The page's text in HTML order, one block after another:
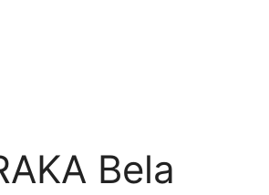
Bela